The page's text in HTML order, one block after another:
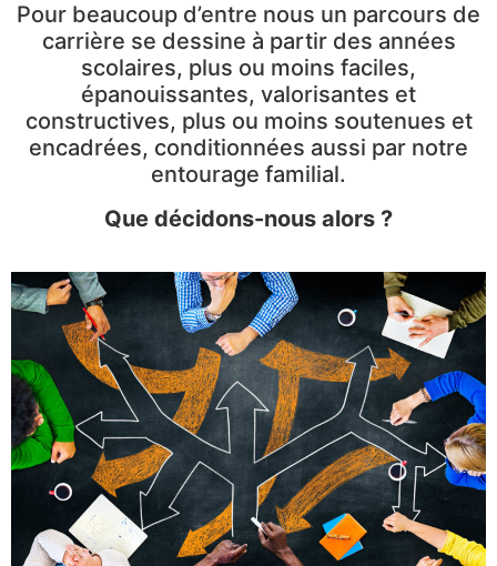
Pour beaucoup d’entre nous un parcours de
carrière se dessine à partir des années
scolaires, plus ou moins faciles,
épanouissantes, valorisantes et
constructives, plus ou moins soutenues et
encadrées, conditionnées aussi par notre
entourage familial.
Que décidons-nous alors ?